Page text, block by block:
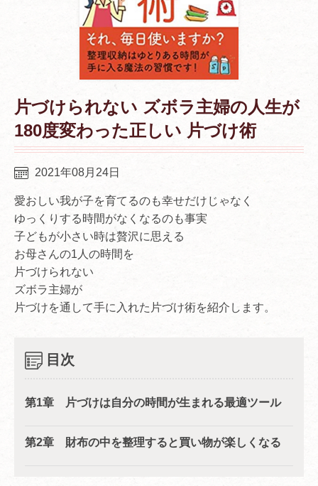
片づけられない ズボラ主婦の人生が
180度変わった正しい 片づけ術
2021年08月24日
愛おしい我が子を育てるのも幸せだけじゃなく
ゆっくりする時間がなくなるのも事実
子どもが小さい時は贅沢に思える
お母さんの1人の時間を
片づけられない
ズボラ主婦が
片づけを通して手に入れた片づけ術を紹介します。
目次
第1章 片づけは自分の時間が生まれる最適ツール
第2章 財布の中を整理すると買い物が楽しくなる